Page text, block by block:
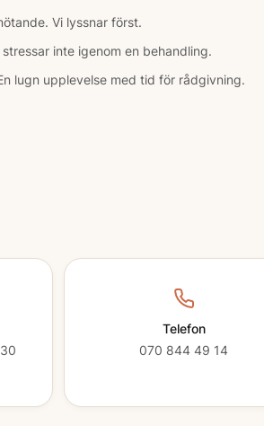
Vi lyssnar först.
inte igenom en behandling.
lugn upplevelse med tid för rådgivning.
Telefon
070 844 49 14